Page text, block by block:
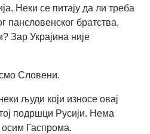
Неки се питају да ли треба
пансловенског братства,
Зар Украјина није
Словени.
људи који износе овај
подршци Русији. Нема
осим Гаспрома.